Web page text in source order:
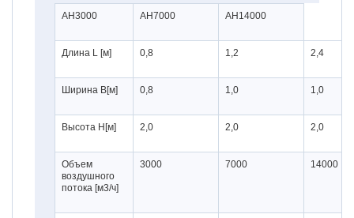
AH3000 AH7000 AH14000
Длина L [м] 0,8 1,2 2,4
Ширина B[м] 0,8 1,0 1,0
Высота H[м] 2,0 2,0 2,0
Объем
воздушного
потока [м3/ч]
3000 7000 14000